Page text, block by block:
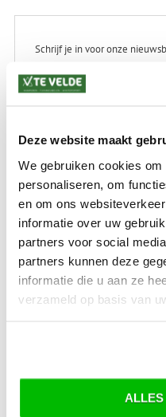
Deze website maakt
We gebruiken cookies
personaliseren, om
en om ons
informatie over uw
partners voor social
partners kunnen deze
informatie die u aan ze
verzameld op basis van
ALLES
Schrijf je in voor onze
SKI-SNOWBOARD
> Alles over ski-
> Alles over
Ski kleinebeurt
Ski grotebeurt